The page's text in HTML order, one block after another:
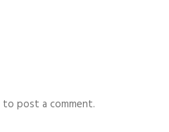
to post a comment.